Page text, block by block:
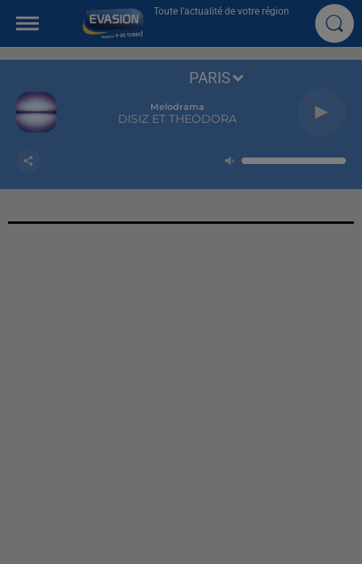
Toute l'actualité de votre région
Melodrama
DISIZ ET THEODORA
PARIS